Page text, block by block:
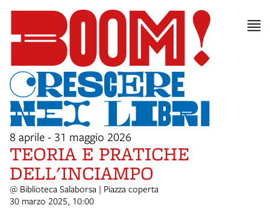
8 aprile - 31 maggio 2026
TEORIA E PRATICHE
DELL'INCIAMPO
@ Biblioteca Salaborsa | Piazza coperta
30 marzo 2025, 10:00